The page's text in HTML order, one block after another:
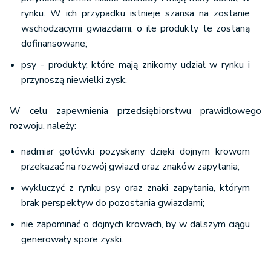
rynku. W ich przypadku istnieje szansa na zostanie
wschodzącymi gwiazdami, o ile produkty te zostaną
dofinansowane;
psy - produkty, które mają znikomy udział w rynku i
przynoszą niewielki zysk.
W celu zapewnienia przedsiębiorstwu prawidłowego
rozwoju, należy:
nadmiar gotówki pozyskany dzięki dojnym krowom
przekazać na rozwój gwiazd oraz znaków zapytania;
wykluczyć z rynku psy oraz znaki zapytania, którym
brak perspektyw do pozostania gwiazdami;
nie zapominać o dojnych krowach, by w dalszym ciągu
generowały spore zyski.